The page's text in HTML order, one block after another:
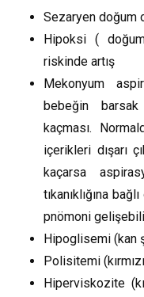
Sezaryen doğum
Hipoksi (
riskinde artış
Mekonyum
bebeğin
kaçması.
içerikleri dışarı
kaçarsa
tıkanıklığına
pnömoni
Hipoglisemi (kan
Polisitemi
Hiperviskozite